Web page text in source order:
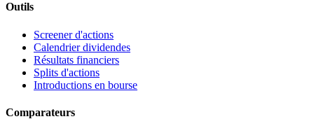
Outils
Screener d'actions
Calendrier dividendes
Résultats financiers
Splits d'actions
Introductions en bourse
Comparateurs